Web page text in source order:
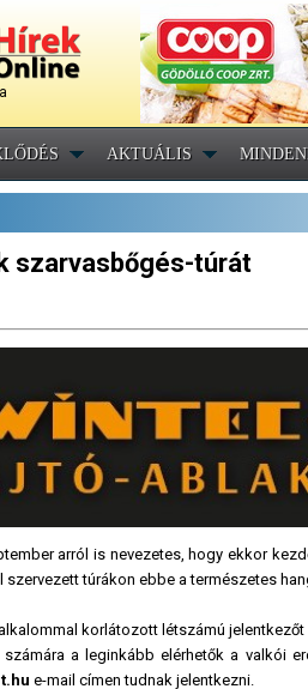
AKTUÁLIS
szarvasbőgés-túrát
arról is nevezetes, hogy ekkor
szervezett túrákon ebbe a természetes
korlátozott létszámú
a leginkább elérhetők a valkói
e-mail címen tudnak jelentkezni.